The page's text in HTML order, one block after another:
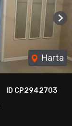
ID CP2942703
Harta